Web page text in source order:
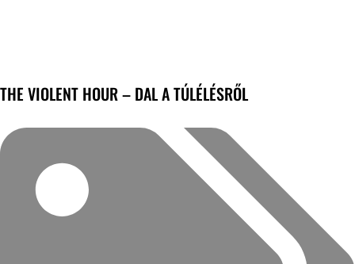
THE VIOLENT HOUR – DAL A TÚLÉLÉSRŐL